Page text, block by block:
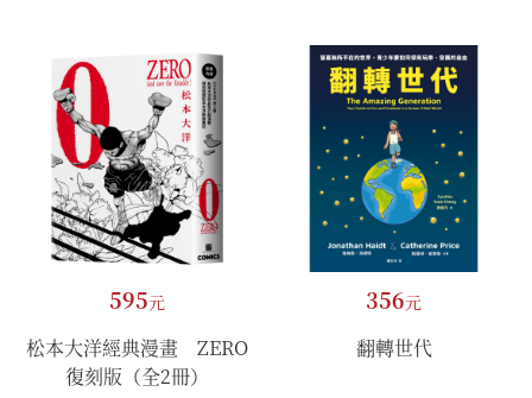
595元
松本大洋經典漫畫 ZERO
復刻版（全2冊）
356元
翻轉世代